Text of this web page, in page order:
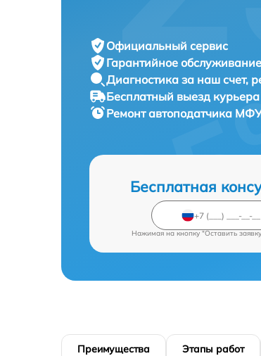
Официальный сервис
Гарантийное обслуживание
Диагностика за наш счет,
Бесплатный выезд курьера
Ремонт автоподатчика
Бесплатная
Нажимая на кнопку "Оставить
Преимущества Этапы работ